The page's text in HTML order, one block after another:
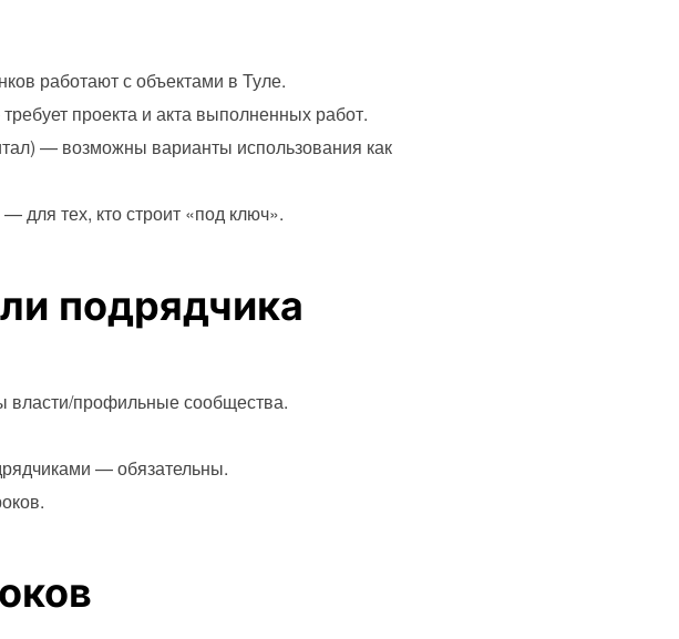
работают с объектами в Туле.
проекта и акта выполненных работ.
— возможны варианты использования как
для тех, кто строит «под ключ».
подрядчика
профильные сообщества.
— обязательны.